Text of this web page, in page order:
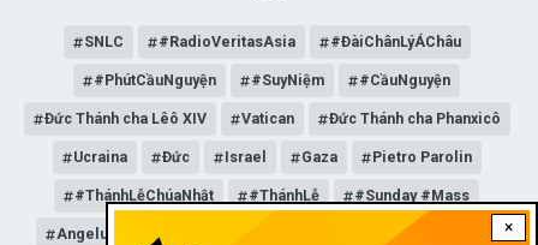
×
SNLC #RadioVeritasAsia #ĐàiChânLýÁChâu
#PhútCầuNguyện #SuyNiệm #CầuNguyện
Đức Thánh cha Lêô XIV Vatican Đức Thánh cha Phanxicô
Ucraina Đức Israel Gaza Pietro Parolin
#ThánhLễChúaNhật #ThánhLễ #Sunday #Mass
Angelus Đức Giáo hoàng Lêô XIV General Audience